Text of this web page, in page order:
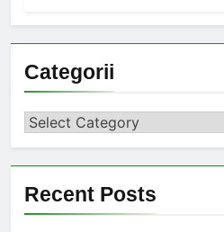
Categorii
Categorii
Recent Posts